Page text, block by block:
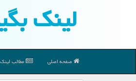
لینك
صفحه اصلی مطالب